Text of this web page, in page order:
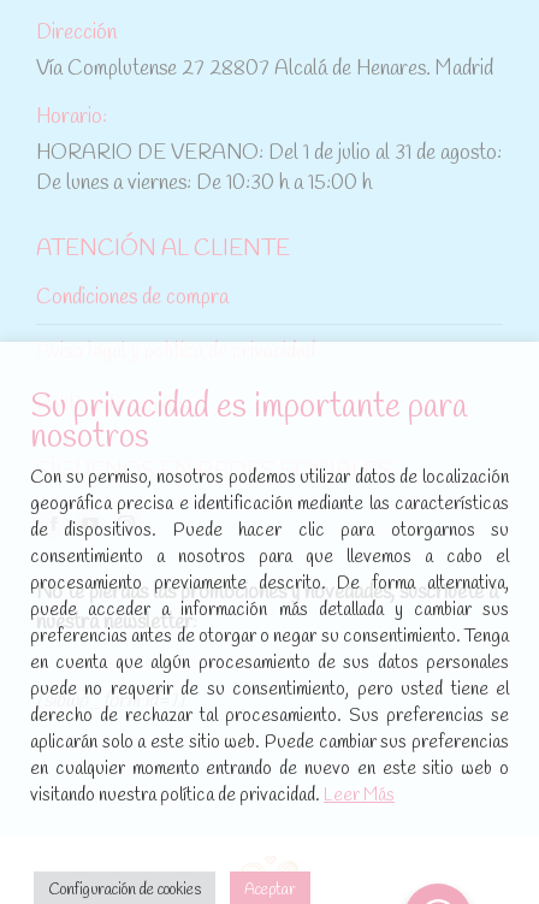
Dirección
Vía Complutense 27 28807 Alcalá de Henares. Madrid
Horario:
HORARIO DE VERANO: Del 1 de julio al 31 de agosto:
De lunes a viernes: De 10:30 h a 15:00 h
ATENCIÓN AL CLIENTE
Condiciones de compra
Política de cookies
SÍGUENOS EN REDES SOCIALES
Encuéntranos en:
Facebook
page
opens
in
new
window
YouTube
page
opens
in
new
window
Instagram
page
opens
in
new
window
No te pierdas las promociones y novedades, suscríbete a
nuestra newsletter:
[sibwp_form id=1]
Su privacidad es importante para
nosotros
Con su permiso, nosotros podemos utilizar datos de localización
geográfica precisa e identificación mediante las características
de dispositivos. Puede hacer clic para otorgarnos su
consentimiento a nosotros para que llevemos a cabo el
procesamiento previamente descrito. De forma alternativa,
puede acceder a información más detallada y cambiar sus
preferencias antes de otorgar o negar su consentimiento. Tenga
en cuenta que algún procesamiento de sus datos personales
puede no requerir de su consentimiento, pero usted tiene el
derecho de rechazar tal procesamiento. Sus preferencias se
aplicarán solo a este sitio web. Puede cambiar sus preferencias
en cualquier momento entrando de nuevo en este sitio web o
visitando nuestra política de privacidad. Leer Más
Configuración de cookies Aceptar